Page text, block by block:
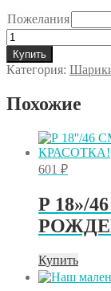
Пожелания
Количество
товара
baby
girl
Купить
Категория:
Похожие
601 ₽
Р 18»/
Купить